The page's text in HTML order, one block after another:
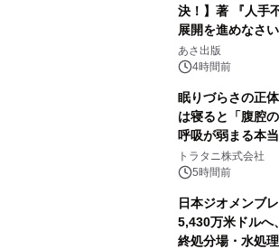
決！】著 『人手
展開を進めなさ
「多店舗展開」
24日（月）発売
あさ出版
4時間前
眠りづらさの正
は寝ると「腹腔
呼吸が弱まる本
トラタニ株式会社
5時間前
日本ジオメンブ
5,430万米ドルへ
終処分場・水処